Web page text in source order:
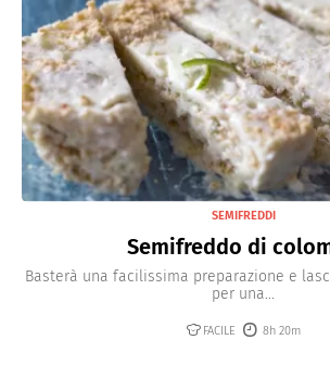
SEMIFREDDI
Semifreddo di
Basterà una facilissima preparazione e
per una...
FACILE 8h 20m